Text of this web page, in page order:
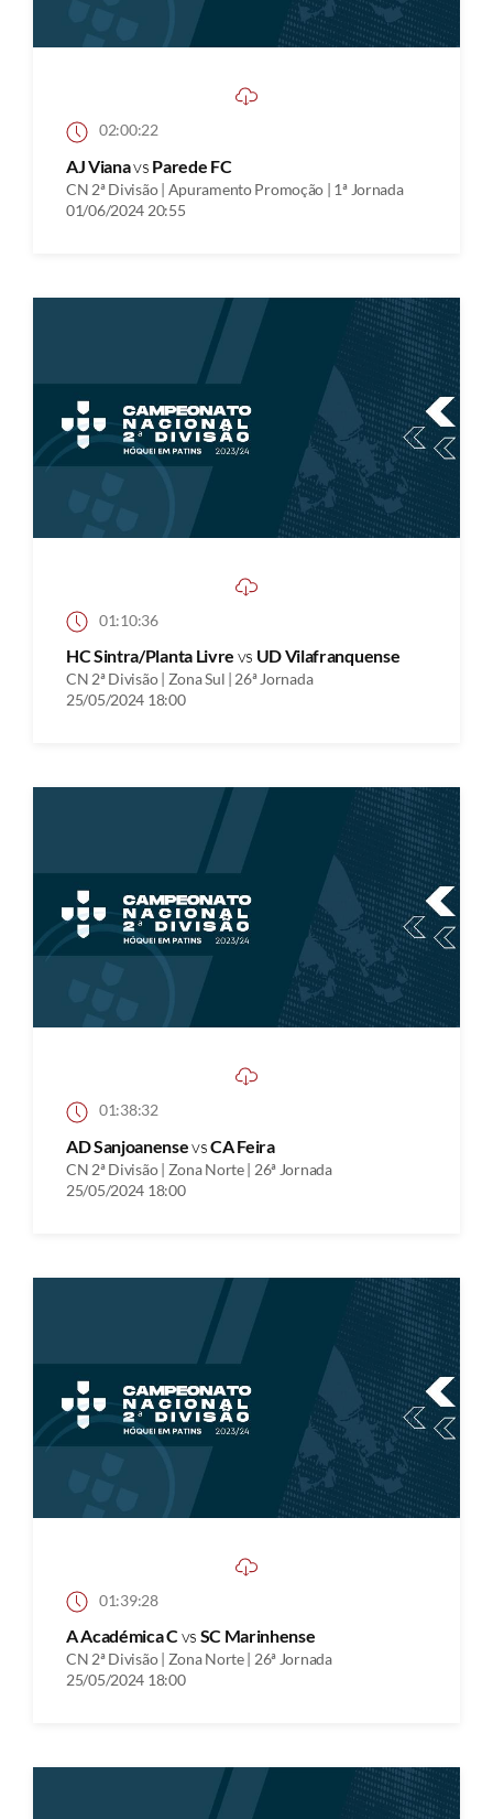
02:00:22
AJ Vianavs Parede FC
CN 2ª Divisão | Apuramento Promoção | 1ª Jornada
01/06/2024 20:55
01:10:36
HC Sintra/Planta Livre vs UD Vilafranquense
CN 2ª Divisão | Zona Sul | 26ª Jornada
25/05/2024 18:00
01:38:32
AD SanjoanensevsCA Feira
CN 2ª Divisão | Zona Norte | 26ª Jornada
25/05/2024 18:00
01:39:28
A Académica Cvs SC Marinhense
CN 2ª Divisão | Zona Norte | 26ª Jornada
25/05/2024 18:00